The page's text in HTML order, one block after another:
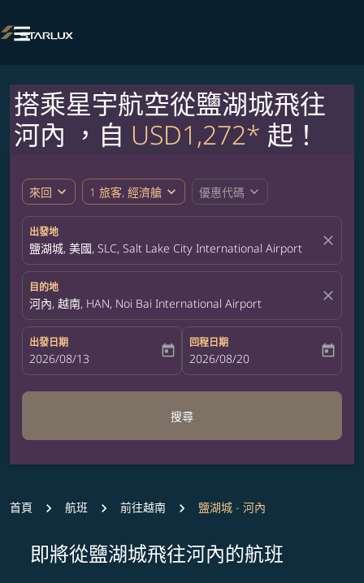

搭乘星宇航空從鹽湖城飛往
河內 ，自 USD1,272* 起！
來回 expand_more 1 旅客, 經濟艙 expand_more 優惠代碼 expand_more
出發地
鹽湖城, 美國, SLC, Salt Lake City International Airport close
目的地
河內, 越南, HAN, Noi Bai International Airport close
出發日期
fc-booking-departure-date-aria-label
2026/08/13 today
回程日期
fc-booking-return-date-aria-label
2026/08/20 today
搜尋
首頁 航班 前往越南 鹽湖城 - 河內
即將從鹽湖城飛往河內的航班
無符合您設定條件的票價，請調整篩選條件。